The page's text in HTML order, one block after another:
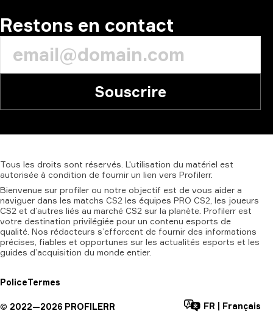
Restons en contact
Souscrire
Tous les droits sont réservés. L'utilisation du matériel est
autorisée à condition de fournir un lien vers Profilerr.
Bienvenue sur profiler ou notre objectif est de vous aider a
naviguer dans les matchs CS2 les équipes PRO CS2, les joueurs
CS2 et d’autres liés au marché CS2 sur la planète. Profilerr est
votre destination privilégiée pour un contenu esports de
qualité. Nos rédacteurs s’efforcent de fournir des informations
précises, fiables et opportunes sur les actualités esports et les
guides d’acquisition du monde entier.
PoliceTermes
© 2022—2026 PROFILERR FR Français